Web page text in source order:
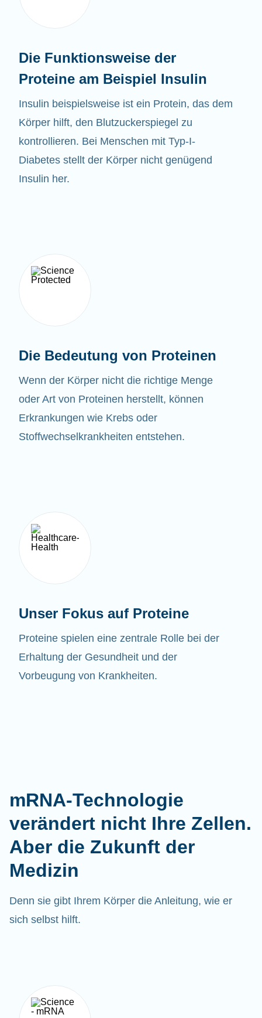
Die Funktionsweise der
Proteine am Beispiel Insulin
Insulin beispielsweise ist ein Protein, das dem
Körper hilft, den Blutzuckerspiegel zu
kontrollieren. Bei Menschen mit Typ-I-
Diabetes stellt der Körper nicht genügend
Insulin her.
Die Bedeutung von Proteinen
Wenn der Körper nicht die richtige Menge
oder Art von Proteinen herstellt, können
Erkrankungen wie Krebs oder
Stoffwechselkrankheiten entstehen.
Unser Fokus auf Proteine
Proteine spielen eine zentrale Rolle bei der
Erhaltung der Gesundheit und der
Vorbeugung von Krankheiten.
mRNA-Technologie
verändert nicht Ihre Zellen.
Aber die Zukunft der
Medizin
Denn sie gibt Ihrem Körper die Anleitung, wie er
sich selbst hilft.